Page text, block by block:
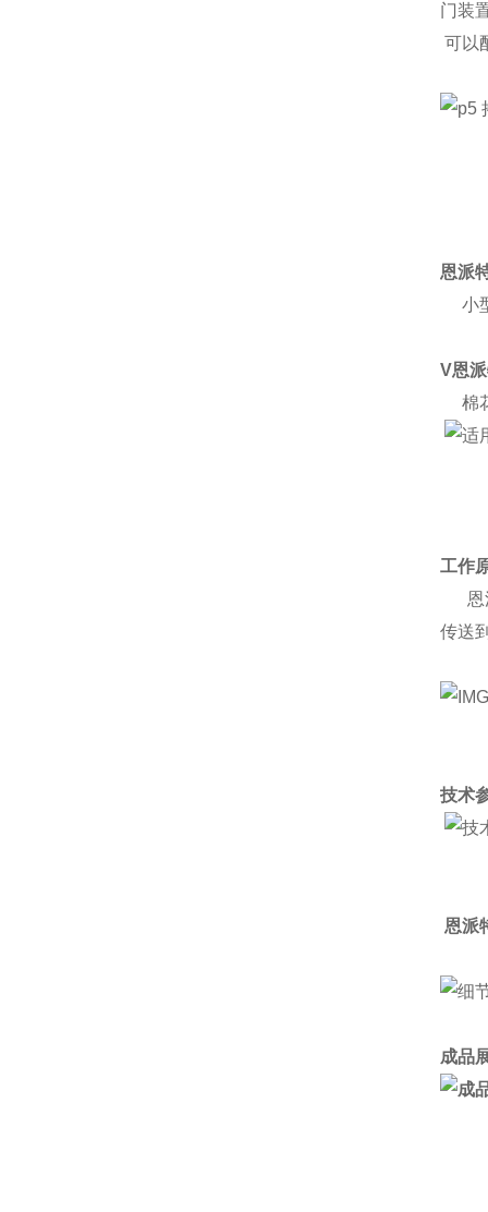
门装
可以
恩派
小
V恩
棉
工作
恩
传送
技术
恩派
成品